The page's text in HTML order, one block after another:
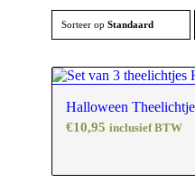
Sorteer op Standaard
Halloween
€10,95 inclusief BTW